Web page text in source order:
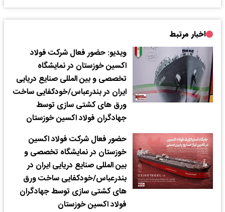
اخبار مرتبط
ویدیو: حضور فعال شرکت فولاد
اکسین خوزستان در نمایشگاه
تخصصی و بین المللی صنایع دریایی
ایران در بندرعباس/خودکفایی ساخت
ورق های کشتی سازی توسط
جهادگران فولاد اکسین خوزستان
حضور فعال شرکت فولاد اکسین
خوزستان در نمایشگاه تخصصی و
بین المللی صنایع دریایی ایران در
بندرعباس/خودکفایی ساخت ورق
های کشتی سازی توسط جهادگران
فولاد اکسین خوزستان